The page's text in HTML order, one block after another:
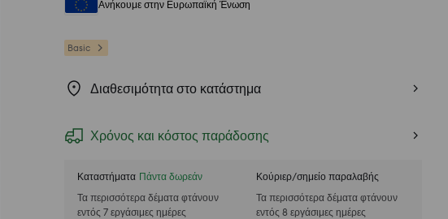
Ανήκουμε στην Ευρωπαϊκή Ένωση
Basic
Διαθεσιμότητα στο κατάστημα
Χρόνος και κόστος παράδοσης
Καταστήματα Πάντα δωρεάν
Τα περισσότερα δέματα φτάνουν
εντός 7 εργάσιμες ημέρες
Κούριερ/σημείο παραλαβής
Τα περισσότερα δέματα φτάνουν
εντός 8 εργάσιμες ημέρες